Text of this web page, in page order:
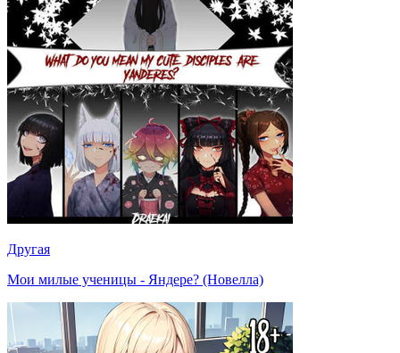
Другая
Мои милые ученицы - Яндере? (Новелла)